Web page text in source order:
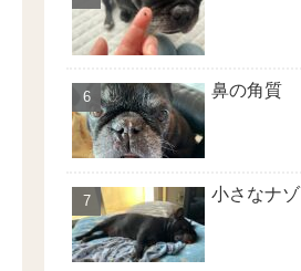
鼻の角質
小さなナゾ